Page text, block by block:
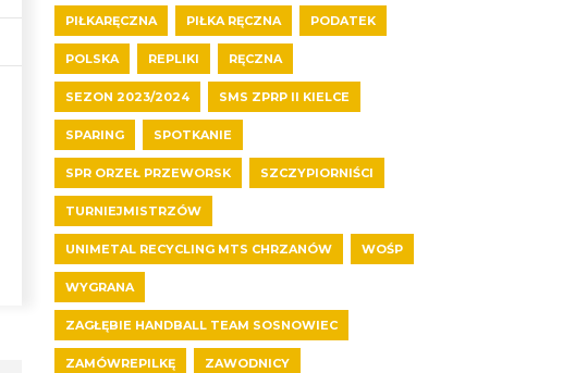
PIŁKARĘCZNA PIŁKA RĘCZNA PODATEK
POLSKA REPLIKI RĘCZNA
SEZON 2023/2024 SMS ZPRP II KIELCE
SPARING SPOTKANIE
SPR ORZEŁ PRZEWORSK SZCZYPIORNIŚCI
TURNIEJMISTRZÓW
UNIMETAL RECYCLING MTS CHRZANÓW WOŚP
WYGRANA
ZAGŁĘBIE HANDBALL TEAM SOSNOWIEC
ZAMÓWREPILKĘ ZAWODNICY